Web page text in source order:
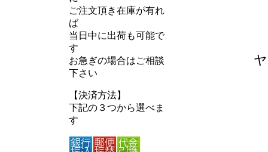
ご注文頂き在庫が有れ
ば
当日中に出荷も可能で
す
お急ぎの場合はご相談
下さい
【決済方法】
下記の３つから選べま
す